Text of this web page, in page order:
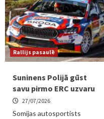
Rallijs pasaulē
Suninens Polijā gūst
savu pirmo ERC uzvaru
27/07/2026
Somijas autosportists